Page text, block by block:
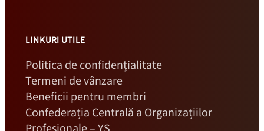
LINKURI UTILE
Politica de confidențialitate
Termeni de vânzare
Beneficii pentru membri
Confederația Centrală a Organizațiilor